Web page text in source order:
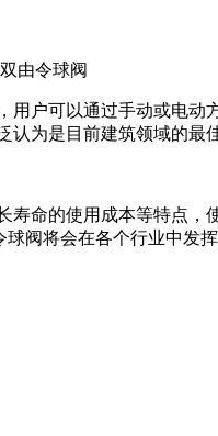
户可以通过手动或电
为是目前建筑领域的最
命的使用成本等特点
阀将会在各个行业中发